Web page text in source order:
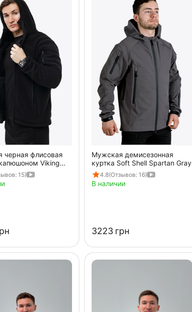
черная флисовая
Viking
15)
Мужская демисезонная
куртка Soft Shell Spartan Gray
4.8(Отзывов: 16)
В наличии
‍3223‍ грн